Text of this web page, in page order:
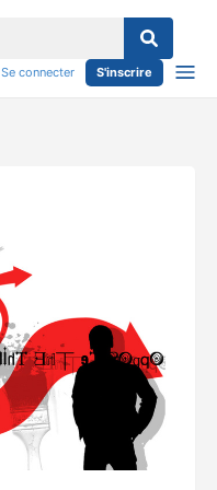
Se connecter S'inscrire